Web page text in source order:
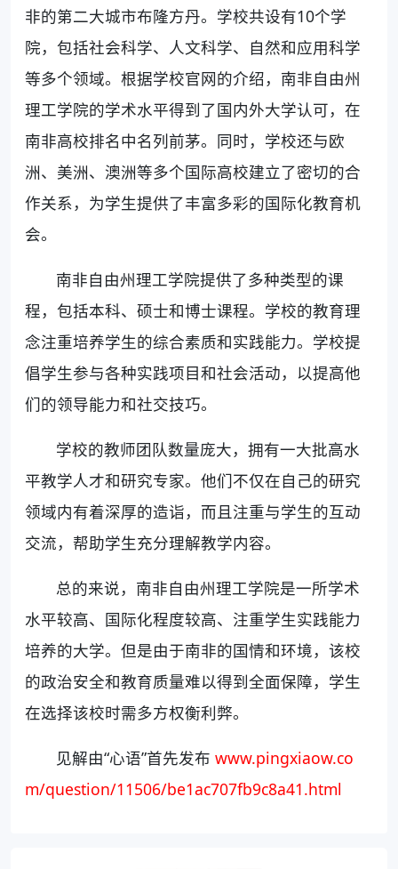
非的第二大城市布隆方丹。学校共设有10个学
院，包括社会科学、人文科学、自然和应用科学
等多个领域。根据学校官网的介绍，南非自由州
理工学院的学术水平得到了国内外大学认可，在
南非高校排名中名列前茅。同时，学校还与欧
洲、美洲、澳洲等多个国际高校建立了密切的合
作关系，为学生提供了丰富多彩的国际化教育机
会。
南非自由州理工学院提供了多种类型的课
程，包括本科、硕士和博士课程。学校的教育理
念注重培养学生的综合素质和实践能力。学校提
倡学生参与各种实践项目和社会活动，以提高他
们的领导能力和社交技巧。
学校的教师团队数量庞大，拥有一大批高水
平教学人才和研究专家。他们不仅在自己的研究
领域内有着深厚的造诣，而且注重与学生的互动
交流，帮助学生充分理解教学内容。
总的来说，南非自由州理工学院是一所学术
水平较高、国际化程度较高、注重学生实践能力
培养的大学。但是由于南非的国情和环境，该校
的政治安全和教育质量难以得到全面保障，学生
在选择该校时需多方权衡利弊。
见解由“心语”首先发布www.pingxiaow.co
m/question/11506/be1ac707fb9c8a41.html